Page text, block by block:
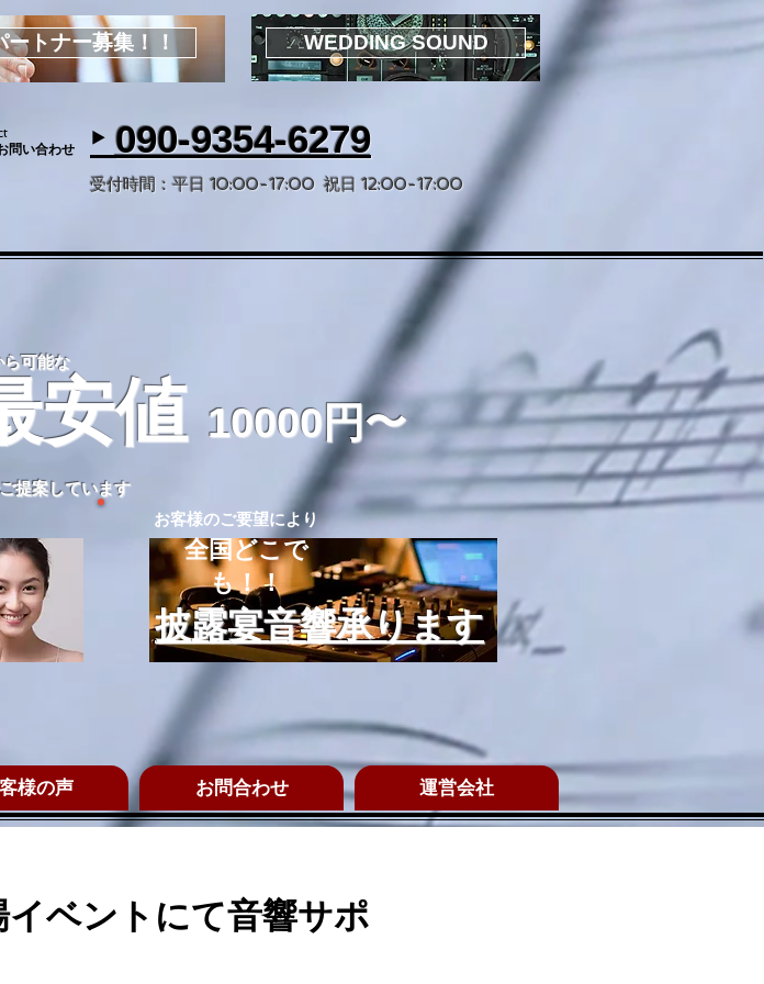
ートナー募集！！ WEDDING SOUND
問い合わせ ‣ 090-9354-6279
受付時間：平日 10:00-17:00 祝日 12:00-17:00
安値 10000円〜
ら可能な
提案しています
​お客様のご要望により
全国どこで
も！！
披露宴音響承ります
様の声 お問合わせ 運営会社
ベントにて音響サポ